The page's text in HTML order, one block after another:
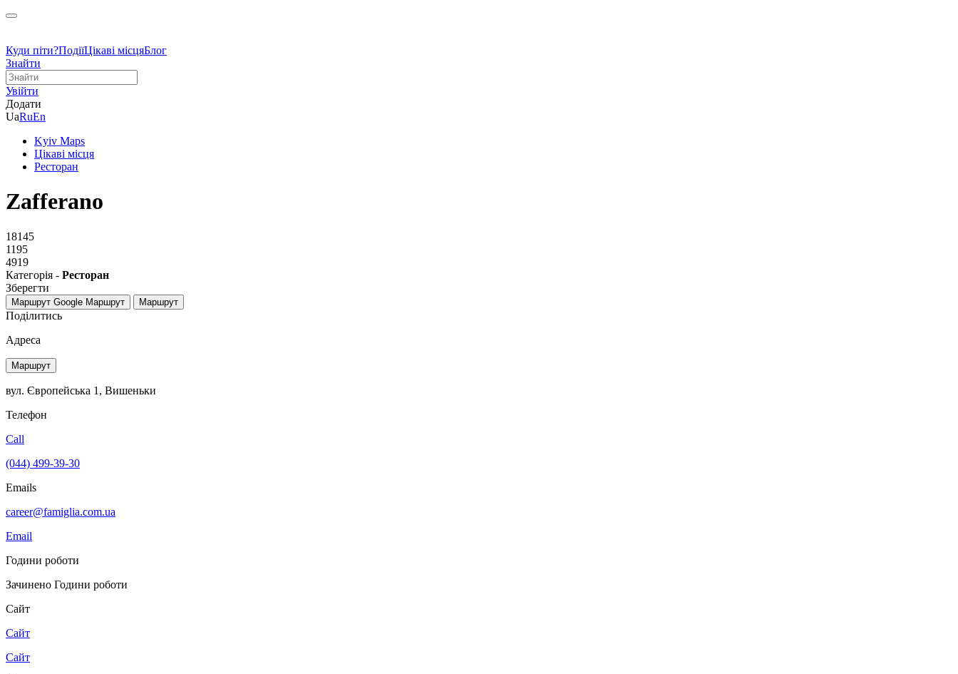
Куди піти?ПодіїЦікаві місцяБлог
Знайти
Увійти
Додати
UaRuEn
Kyiv Maps
Цікаві місця
Ресторан
Zafferano
18145
1195
4919
Категорія - Ресторан
Зберегти
Маршрут Google Маршрут Маршрут
Поділитись
Адреса
Маршрут
вул. Європейська 1, Вишеньки
Телефон
Call
(044) 499-39-30
Emails
career@famiglia.com.ua
Email
Години роботи
Зачинено Години роботи
Сайт
Сайт
Сайт